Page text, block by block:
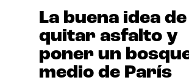
La buena idea de
quitar asfalto y
poner un
medio de París